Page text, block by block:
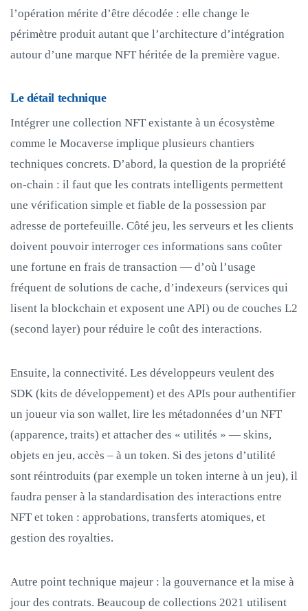
l’opération mérite d’être décodée : elle change le
périmètre produit autant que l’architecture d’intégration
autour d’une marque NFT héritée de la première vague.
Le détail technique
Intégrer une collection NFT existante à un écosystème
comme le Mocaverse implique plusieurs chantiers
techniques concrets. D’abord, la question de la propriété
on‑chain : il faut que les contrats intelligents permettent
une vérification simple et fiable de la possession par
adresse de portefeuille. Côté jeu, les serveurs et les clients
doivent pouvoir interroger ces informations sans coûter
une fortune en frais de transaction — d’où l’usage
fréquent de solutions de cache, d’indexeurs (services qui
lisent la blockchain et exposent une API) ou de couches L2
(second layer) pour réduire le coût des interactions.
Ensuite, la connectivité. Les développeurs veulent des
SDK (kits de développement) et des APIs pour authentifier
un joueur via son wallet, lire les métadonnées d’un NFT
(apparence, traits) et attacher des « utilités » — skins,
objets en jeu, accès – à un token. Si des jetons d’utilité
sont réintroduits (par exemple un token interne à un jeu), il
faudra penser à la standardisation des interactions entre
NFT et token : approbations, transferts atomiques, et
gestion des royalties.
Autre point technique majeur : la gouvernance et la mise à
jour des contrats. Beaucoup de collections 2021 utilisent